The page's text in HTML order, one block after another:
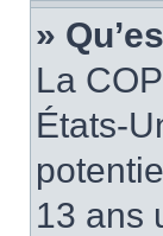
»
La
États-
13 ans